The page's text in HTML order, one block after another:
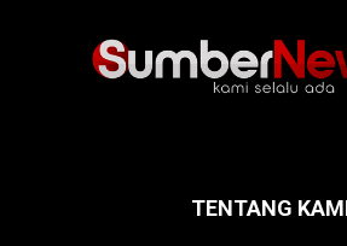
TENTANG